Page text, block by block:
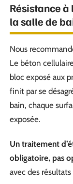
Résistance
la salle de
Nous
Le béton
bloc exposé aux
finit par se
bain, chaque
exposée.
Un traitement
obligatoire, pas
avec des